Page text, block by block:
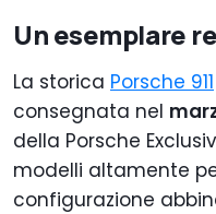
Un esemplare
La storica Porsche 911
consegnata nel
della Porsche
modelli altamente
configurazione